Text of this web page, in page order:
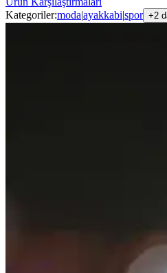
Kategoriler:moda|ayakkabi|spor +2